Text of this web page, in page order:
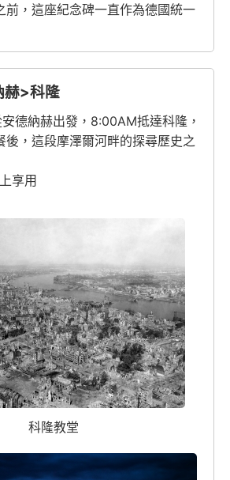
前，這座紀念碑一直作為德國統一
赫>科隆
德納赫出發，8:00AM抵達科隆，
後，這段摩澤爾河畔的探尋歷史之
享用
科隆教堂